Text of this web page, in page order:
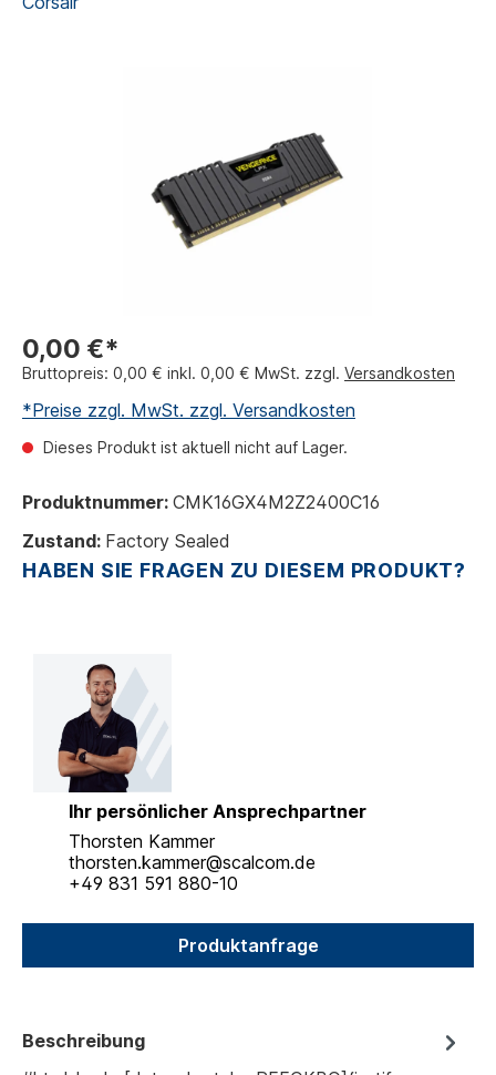
0,00 €*
Bruttopreis: 0,00 € inkl. 0,00 € MwSt. zzgl. Versandkosten
*Preise zzgl. MwSt. zzgl. Versandkosten
Dieses Produkt ist aktuell nicht auf Lager.
Produktnummer: CMK16GX4M2Z2400C16
Zustand: Factory Sealed
HABEN SIE FRAGEN ZU DIESEM PRODUKT?
Ihr persönlicher Ansprechpartner
Thorsten Kammer
thorsten.kammer@scalcom.de
+49 831 591 880-10
Produktanfrage
Beschreibung